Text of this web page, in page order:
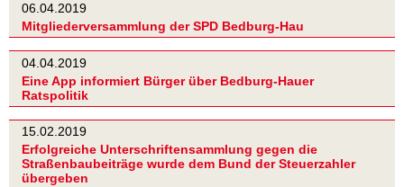
06.04.2019
Mitgliederversammlung der SPD Bedburg-Hau
04.04.2019
Eine App informiert Bürger über Bedburg-Hauer
Ratspolitik
15.02.2019
Erfolgreiche Unterschriftensammlung gegen die
Straßenbaubeiträge wurde dem Bund der Steuerzahler
übergeben